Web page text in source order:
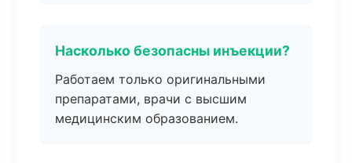
Насколько безопасны инъекции?
Работаем только оригинальными
препаратами, врачи с высшим
медицинским образованием.